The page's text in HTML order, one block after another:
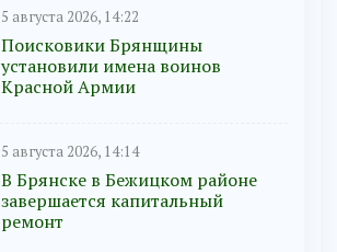
5 августа 2026, 14:22
Поисковики Брянщины
установили имена воинов
Красной Армии
5 августа 2026, 14:14
В Брянске в Бежицком районе
завершается капитальный
ремонт